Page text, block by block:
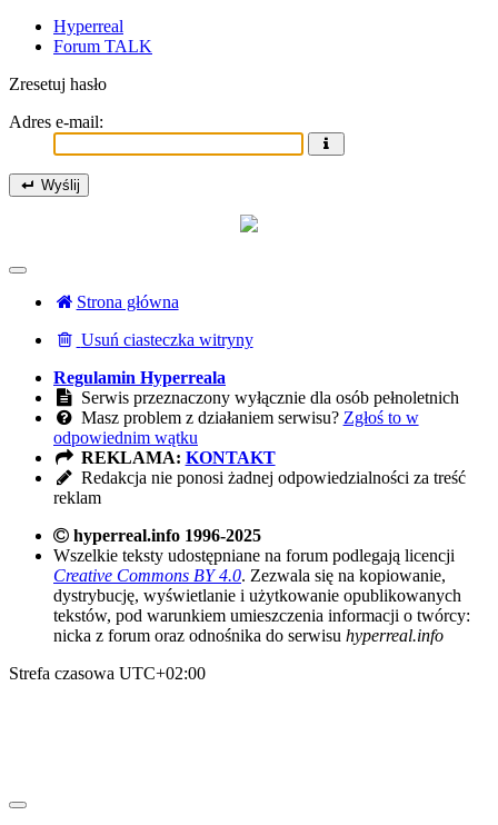
Hyperreal
Forum TALK
Zresetuj hasło
Adres e-mail:
Wyślij
Strona główna
Usuń ciasteczka witryny
Regulamin Hyperreala
Serwis przeznaczony wyłącznie dla osób pełnoletnich
Masz problem z działaniem serwisu? Zgłoś to w
odpowiednim wątku
REKLAMA: KONTAKT
Redakcja nie ponosi żadnej odpowiedzialności za treść
reklam
hyperreal.info 1996-2025
Wszelkie teksty udostępniane na forum podlegają licencji
Creative Commons BY 4.0. Zezwala się na kopiowanie,
dystrybucję, wyświetlanie i użytkowanie opublikowanych
tekstów, pod warunkiem umieszczenia informacji o twórcy:
nicka z forum oraz odnośnika do serwisu hyperreal.info
Strefa czasowa UTC+02:00